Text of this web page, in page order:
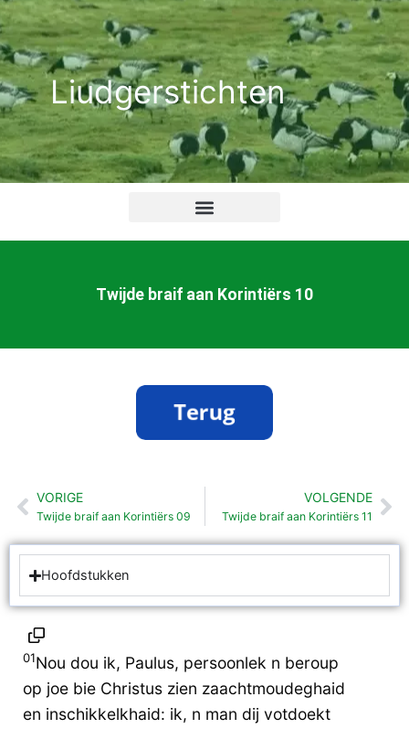
Ga
naar
de
inhoudLiudgerstichten
Twijde braif aan Korintiërs 10
Vorige
VORIGE
Twijde braif aan Korintiërs 09
VOLGENDE
Twijde braif aan Korintiërs 11
Hoofdstukken
01Nou dou ik, Paulus, persoonlek n beroup
op joe bie Christus zien zaachtmoudeghaid
en inschikkelkhaid: ik, n man dij votdoekt